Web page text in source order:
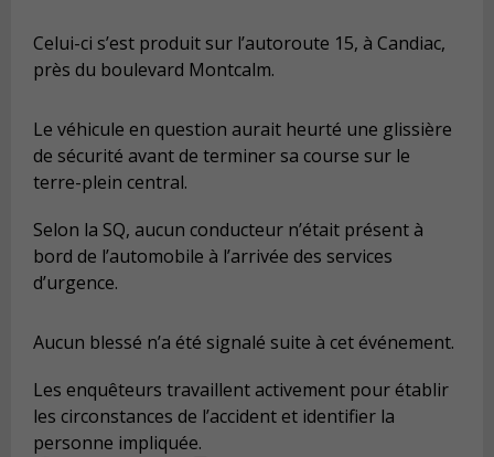
Celui-ci s’est produit sur l’autoroute 15, à Candiac,
près du boulevard Montcalm.
Le véhicule en question aurait heurté une glissière
de sécurité avant de terminer sa course sur le
terre-plein central.
Selon la SQ, aucun conducteur n’était présent à
bord de l’automobile à l’arrivée des services
d’urgence.
Aucun blessé n’a été signalé suite à cet événement.
Les enquêteurs travaillent activement pour établir
les circonstances de l’accident et identifier la
personne impliquée.